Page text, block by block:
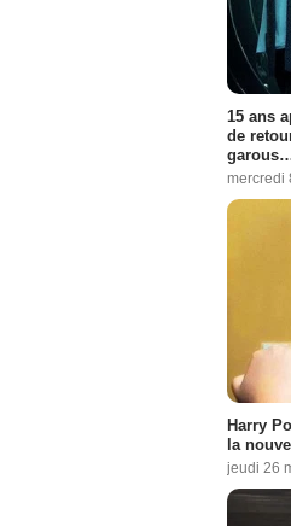
15 ans
de
mercredi
Harry
la
jeudi 26